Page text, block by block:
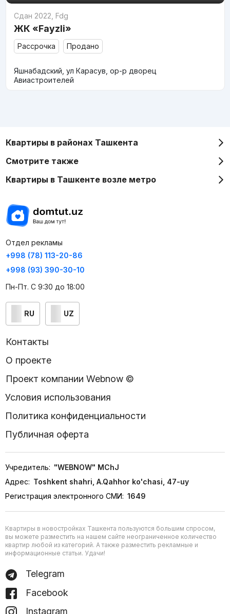
Сдан 2022 Fdg
ЖК «Fayzli»
Рассрочка Продано
Яшнабадский, ул Карасув, ор-р дворец
Авиастроителей
Квартиры в районах Ташкента
Смотрите также
Квартиры в Ташкенте возле метро
Отдел рекламы
+998 (78) 113-20-86
+998 (93) 390-30-10
Пн-Пт. С 9:30 до 18:00
RU UZ
Контакты
О проекте
Проект компании Webnow ©
Условия использования
Политика конфиденциальности
Публичная оферта
Учредитель: "WEBNOW" MChJ
Адрес: Toshkent shahri, A.Qahhor ko'chasi, 47-uy
Регистрация электронного СМИ: 1649
Квартиры в новостройках Ташкента пользуются большим спросом,
вы можете разместить на нашем сайте неограниченное количество
квартир любой из категорий. А также разместить рекламные и
информационные статьи. Удачи!
Telegram
Facebook
Instagram